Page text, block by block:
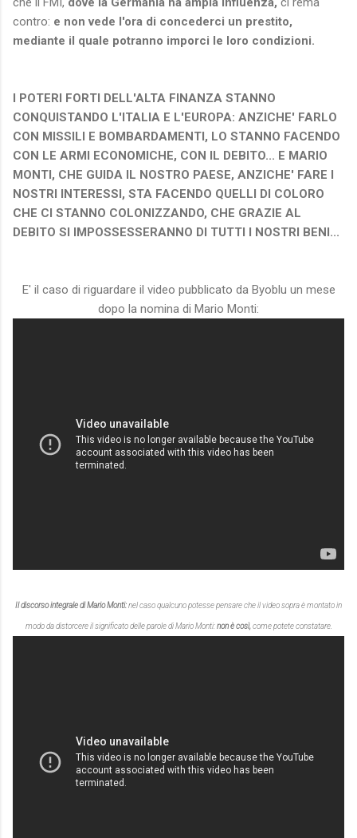
contro: e non vede l'ora di concederci un prestito,
mediante il quale potranno imporci le loro condizioni.
I POTERI FORTI DELL'ALTA FINANZA STANNO
CONQUISTANDO L'ITALIA E L'EUROPA: ANZICHE' FARLO
CON MISSILI E BOMBARDAMENTI, LO STANNO FACENDO
CON LE ARMI ECONOMICHE, CON IL DEBITO... E MARIO
MONTI, CHE GUIDA IL NOSTRO PAESE, ANZICHE' FARE I
NOSTRI INTERESSI, STA FACENDO QUELLI DI COLORO
CHE CI STANNO COLONIZZANDO, CHE GRAZIE AL
DEBITO SI IMPOSSESSERANNO DI TUTTI I NOSTRI BENI...
E' il caso di riguardare il video pubblicato da Byoblu un mese
dopo la nomina di Mario Monti:
Il discorso integrale di Mario Monti:nel caso qualcuno potesse pensare che il video sopra è montato in
modo da distorcere il significato delle parole di Mario Monti:non è così, come potete constatare.